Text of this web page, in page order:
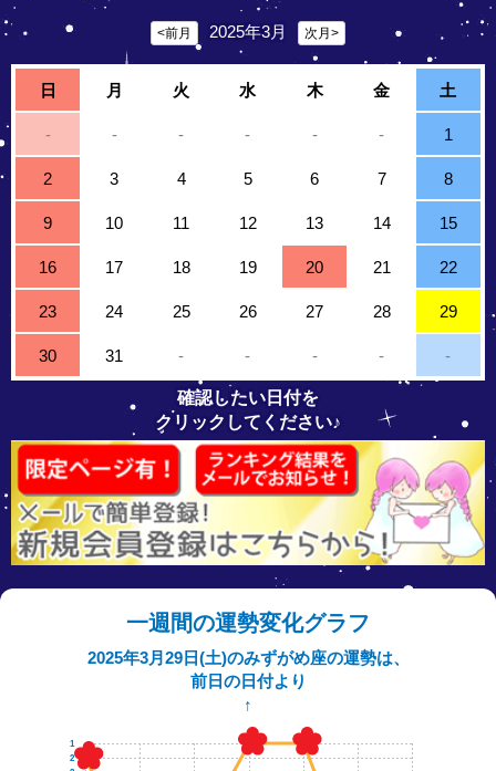
<前月 2025年3月 次月>
日 月 火 水 木 金 土
- - - - - - 1
2 3 4 5 6 7 8
9 10 11 12 13 14 15
16 17 18 19 20 21 22
23 24 25 26 27 28 29
30 31 - - - - -
確認したい日付を
クリックしてください♪
一週間の運勢変化グラフ
2025年3月29日(土)のみずがめ座の運勢は、
前日の日付より
↑
2
1